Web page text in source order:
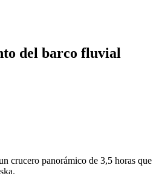
del barco fluvial
crucero panorámico de 3,5 horas que